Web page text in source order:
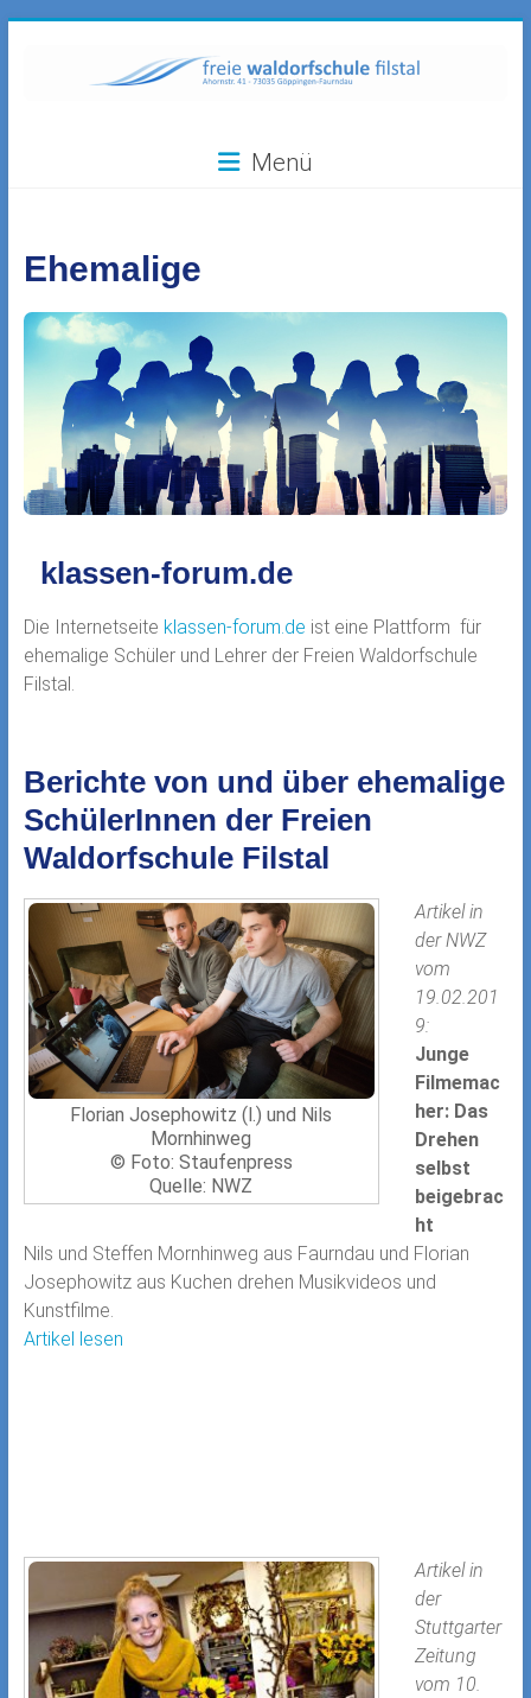
Waldorfschule
73035
Faurndau,
Ahornstr.
41
Menü
Ehemalige
klassen-forum.de
Die Internetseite klassen-forum.de ist eine Plattform für
ehemalige Schüler und Lehrer der Freien Waldorfschule
Filstal.
Berichte von und über ehemalige
SchülerInnen der Freien
Waldorfschule Filstal
Florian Josephowitz (l.) und Nils
Mornhinweg
© Foto: Staufenpress
Quelle: NWZ
Artikel in
der NWZ
vom
19.02.201
9:
Junge
Filmemac
her: Das
Drehen
selbst
beigebrac
ht
Nils und Steffen Mornhinweg aus Faurndau und Florian
Josephowitz aus Kuchen drehen Musikvideos und
Kunstfilme.
Artikel lesen
Artikel in
der
Stuttgarter
Zeitung
vom 10.